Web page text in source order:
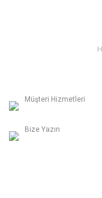
Müşteri Hizmetleri
Bize Yazın